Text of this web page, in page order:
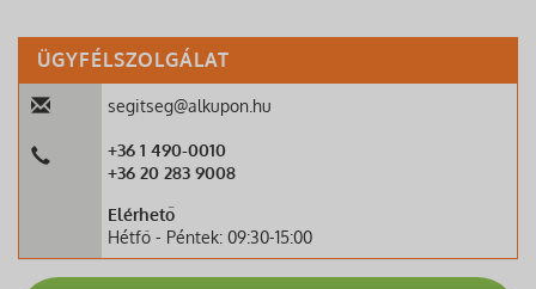
ÜGYFÉLSZOLGÁLAT
segitseg@alkupon.hu
+36 1 490-0010
+36 20 283 9008
Elérhető
Hétfő - Péntek: 09:30-15:00